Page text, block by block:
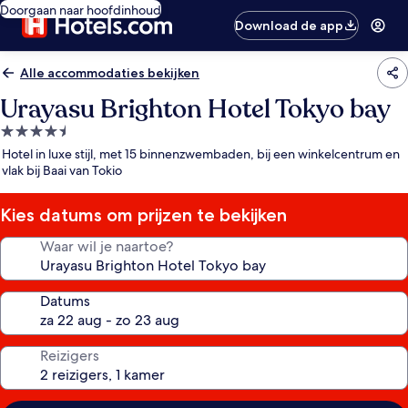
Doorgaan naar hoofdinhoud
Download de app
Alle accommodaties bekijken
Urayasu Brighton Hotel Tokyo bay
4.5-
sterrenaccommodatie
Hotel in luxe stijl, met 15 binnenzwembaden, bij een winkelcentrum en
vlak bij Baai van Tokio
Kies datums om prijzen te bekijken
Waar wil je naartoe?
Datums
Reizigers